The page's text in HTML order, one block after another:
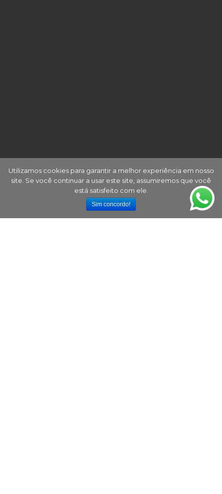
Utilizamos cookies para garantir a melhor experiência em nosso
site. Se você continuar a usar este site, assumiremos que você
está satisfeito com ele.
Sim concordo!